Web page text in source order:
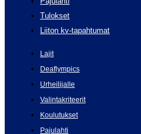
Tulokset
Liiton kv-tapahtumat
Lajit
Deaflympics
Urheilijalle
Valintakriteerit
Koulutukset
Pajulahti